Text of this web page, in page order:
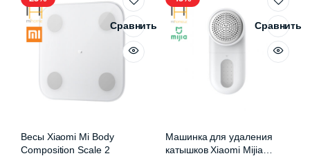
Сравнить
Весы Xiaomi Mi Body
Composition Scale 2
Сравнить
Машинка для удаления
катышков Xiaomi Mijia